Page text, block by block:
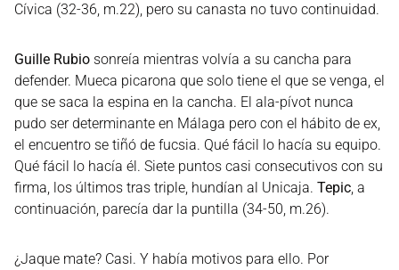
Cívica (32-36, m.22), pero su canasta no tuvo continuidad.
Guille Rubio sonreía mientras volvía a su cancha para
defender. Mueca picarona que solo tiene el que se venga, el
que se saca la espina en la cancha. El ala-pívot nunca
pudo ser determinante en Málaga pero con el hábito de ex,
el encuentro se tiñó de fucsia. Qué fácil lo hacía su equipo.
Qué fácil lo hacía él. Siete puntos casi consecutivos con su
firma, los últimos tras triple, hundían al Unicaja. Tepic, a
continuación, parecía dar la puntilla (34-50, m.26).
¿Jaque mate? Casi. Y había motivos para ello. Por